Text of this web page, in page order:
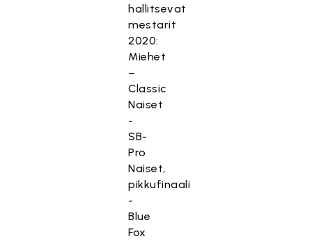
hallitsevat
mestarit
2020:
Miehet
–
Classic
Naiset
-
SB-
Pro
Naiset,
pikkufinaali
-
Blue
Fox